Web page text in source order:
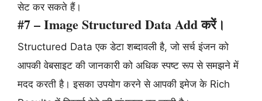
सेट कर सकते हैं।
#7 – Image Structured Data Add करें।
Structured Data एक डेटा शब्दावली है, जो सर्च इंजन को
आपकी वेबसाइट की जानकारी को अधिक स्पष्ट रूप से समझने में
मदद करती है। इसका उपयोग करने से आपकी इमेज के Rich